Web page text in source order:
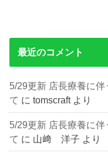
最近のコメント
5/29更新 店長療養に
て にtomscraftより
5/29更新 店長療養に
て に 山﨑 洋子 より